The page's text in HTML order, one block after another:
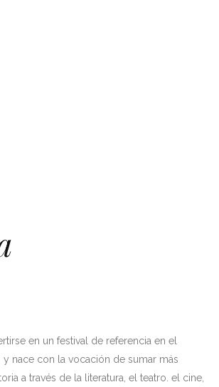
en un festival de referencia en el
nace con la vocación de sumar más
a través de la literatura, el teatro. el cine,